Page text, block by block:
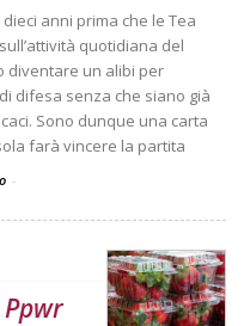
anni prima che le Tea
quotidiana del
diventare un alibi per
difesa senza che siano già
Sono dunque una carta
farà vincere la partita
-